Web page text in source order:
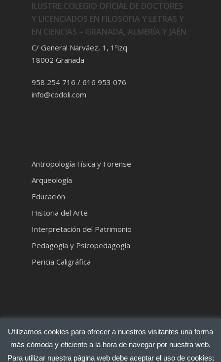
ILUSTRE COLEGIO OFICIAL DE DOCTORES
Y LICENCIADOS EN FILOSOFIA Y LETRAS Y
EN CIENCIAS – GRANADA, ALMERÍA Y JAÉN
C/ General Narváez, 1, 1ºizq
18002 Granada
958 254 716 / 616 953 076
info@codoli.com
Antropología Física y Forense
Arqueología
Educación
Historia del Arte
Interpretación del Patrimonio
Pedagogía y Psicopedagogía
Pericia Caligráfica
Utilizamos cookies para ofrecer a nuestros visitantes una forma
más cómoda y eficiente a la hora de navegar por nuestra web.
Para utilizar nuestra página web debe aceptar el uso de cookies;